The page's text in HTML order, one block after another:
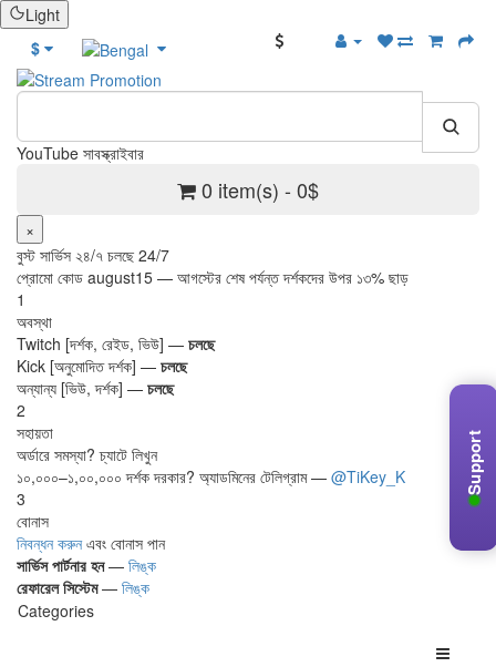
Light
Support
$
YouTube সাবস্ক্রাইবার
0 item(s) - 0$
×
বুস্ট সার্ভিস ২৪/৭ চলছে 24/7
প্রোমো কোড august15 — আগস্টের শেষ পর্যন্ত দর্শকদের উপর ১৩% ছাড়
1
অবস্থা
Twitch [দর্শক, রেইড, ভিউ] — চলছে
Kick [অনুমোদিত দর্শক] — চলছে
অন্যান্য [ভিউ, দর্শক] — চলছে
2
সহায়তা
অর্ডারে সমস্যা? চ্যাটে লিখুন
১০,০০০–১,০০,০০০ দর্শক দরকার? অ্যাডমিনের টেলিগ্রাম — @TiKey_K
3
বোনাস
নিবন্ধন করুনএবং বোনাস পান
সার্ভিস পার্টনার হন— লিঙ্ক
রেফারেল সিস্টেম— লিঙ্ক
Categories